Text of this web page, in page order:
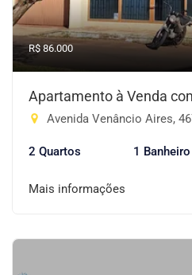
R$ 86.000
Apartamento à Venda
Avenida Venâncio Aires,
2 Quartos 1 Banheiro
Mais informações